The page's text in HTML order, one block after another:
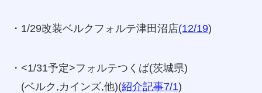
・1/29改装ベルクフォルテ津田沼店(12/19)
・<1/31予定>フォルテつくば(茨城県)
(ベルク,カインズ,他)(紹介記事7/1)